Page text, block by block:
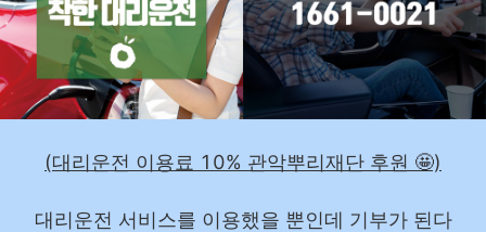
(대리운전 이용료 10% 관악뿌리재단 후원 🤩)
대리운전 서비스를 이용했을 뿐인데 기부가 된다